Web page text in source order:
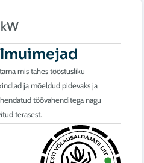
mis tahes tööstusliku
ja mõeldud pidevaks ja
töövahenditega nagu
terasest.